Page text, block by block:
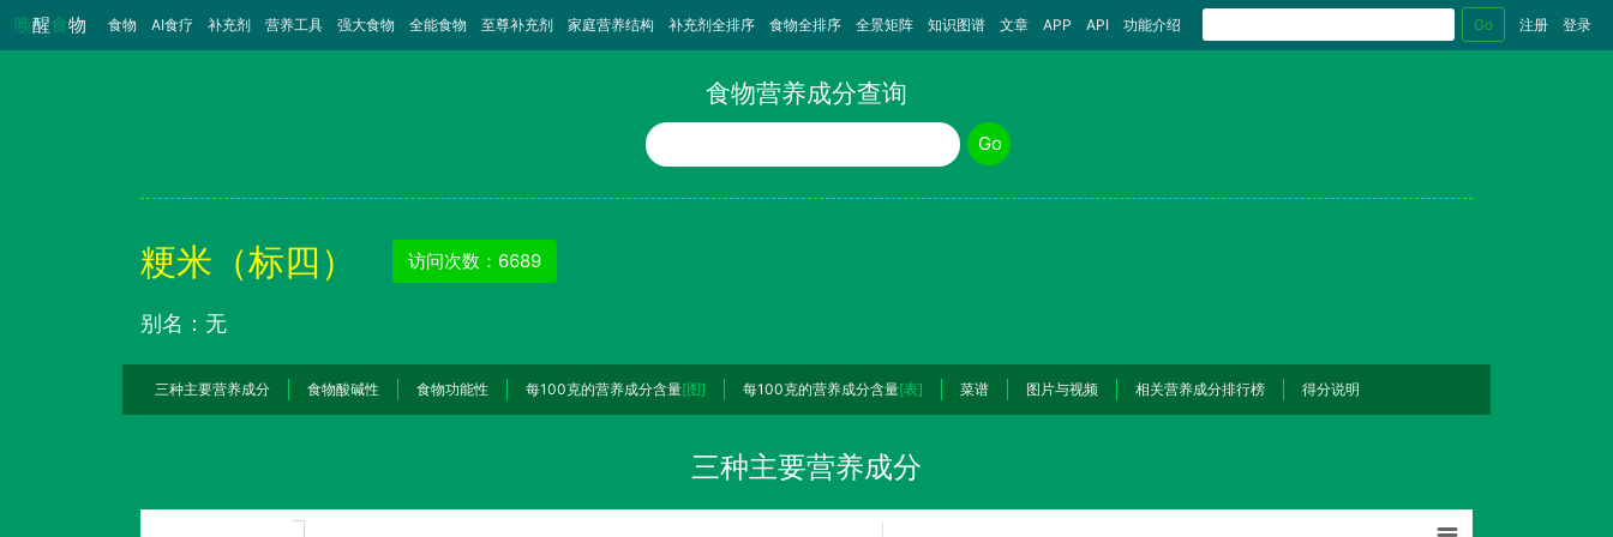
唤醒食物 食物 （当前）
AI食疗 补充剂 营养工具 强大食物 全能食物 至尊补充剂 家庭营养结构 补充剂全排序 食物全排序 全景矩阵 知识图谱 文章 APP API 功能介绍 Go 注册 登录
食物营养成分查询
食物名称
Go
粳米（标四） 访问次数：6689
别名：无
三种主要营养成分 食物酸碱性 食物功能性 每100克的营养成分含量[图] 每100克的营养成分含量[表] 菜谱 图片与视频 相关营养成分排行榜 得分说明
三种主要营养成分